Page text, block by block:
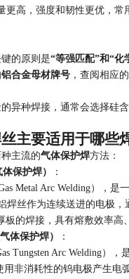
更高，强度和韧性更优，常
的原则是“等强匹配”和“化
铝合金母材牌号 ，查阅相应
异种焊接，通常会选择硅
主要适用于哪些
主流的气体保护焊方法：
保护焊）
：
Metal Arc Welding），是
焊丝作为连续送进的电极，
的焊接，具有熔敷效率高
体保护焊）
：
Tungsten Arc Welding），
用非消耗性的钨电极产生电